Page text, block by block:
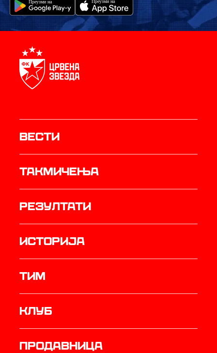
Вести
Такмичења
резултати
историја
ТИМ
Клуб
продавница